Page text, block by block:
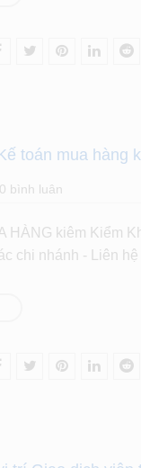
toán mua hàng
0 bình luân
HÀNG kiêm Kiểm
chi nhánh - Liên